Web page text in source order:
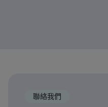
聯絡我們